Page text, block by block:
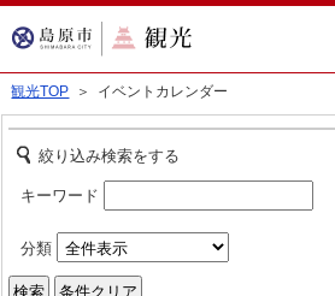
観光TOP ＞ イベントカレンダー
絞り込み検索をする
キーワード
分類